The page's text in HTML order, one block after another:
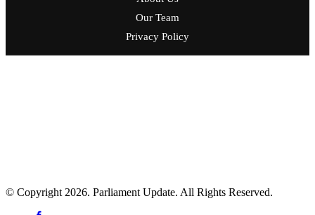
Our Team
Privacy Policy
© Copyright 2026. Parliament Update. All Rights Reserved.